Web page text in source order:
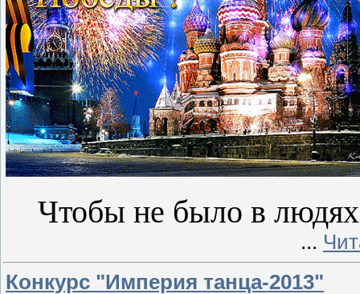
Чтобы не было в людях
...
Конкурс "Империя танца-2013"